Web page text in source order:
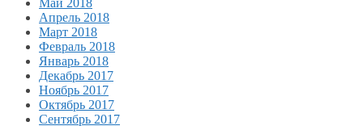
Май 2018
Апрель 2018
Март 2018
Февраль 2018
Январь 2018
Декабрь 2017
Ноябрь 2017
Октябрь 2017
Сентябрь 2017